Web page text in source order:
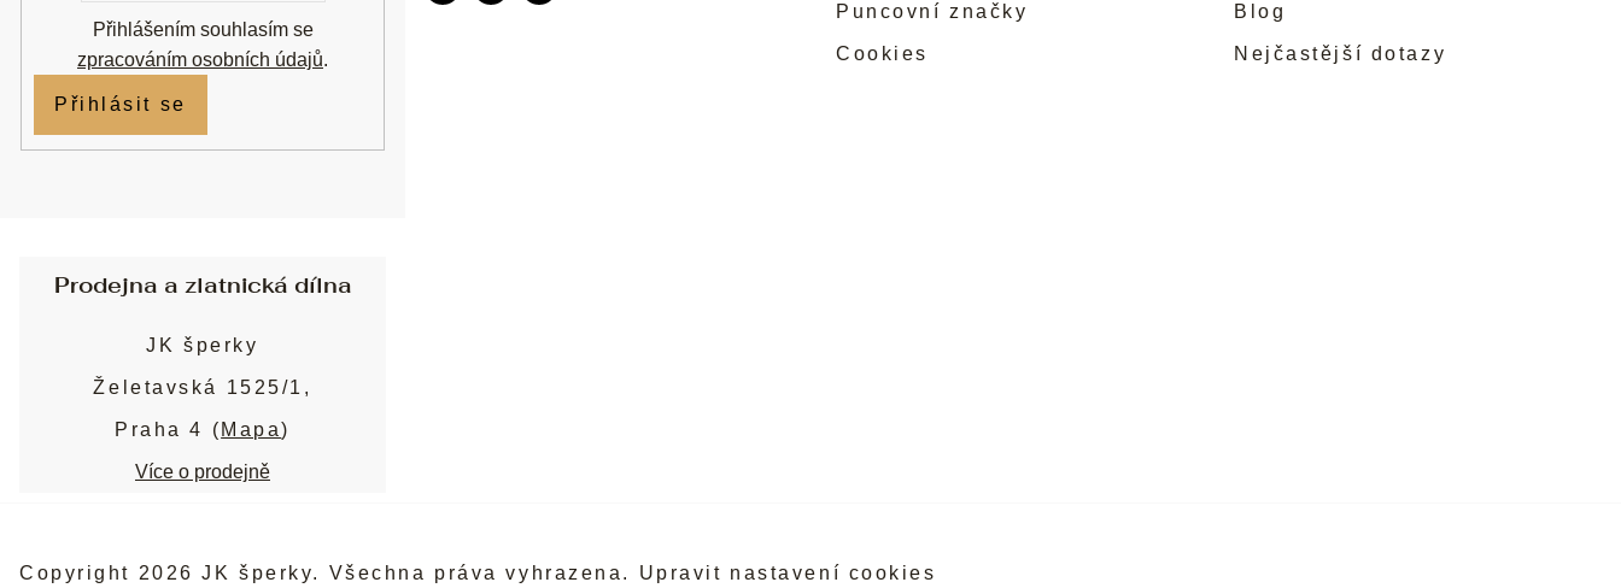
Puncovní značky
Cookies
Blog
Nejčastější dotazy
Přihlášením souhlasím se
zpracováním osobních údajů.
Přihlásit se
Prodejna a zlatnická dílna
JK šperky
Želetavská 1525/1,
Praha 4 ( Mapa)
Více o prodejně
Copyright 2026JK šperky. Všechna práva vyhrazena. Upravit nastavení cookies